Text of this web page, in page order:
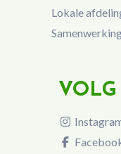
Lokale